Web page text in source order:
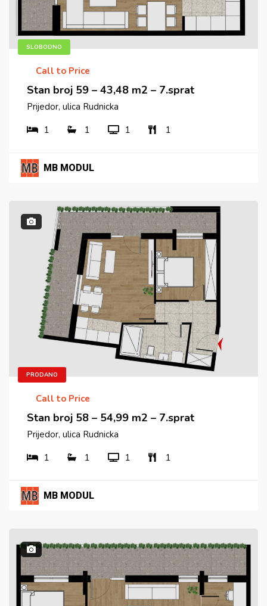
SLOBODNO
Call to Price
Stan broj 59 – 43,48 m2 – 7.sprat
Prijedor, ulica Rudnicka
1
1 1 1
MB MODUL
PRODANO
Call to Price
Stan broj 58 – 54,99 m2 – 7.sprat
Prijedor, ulica Rudnicka
1
1 1 1
MB MODUL